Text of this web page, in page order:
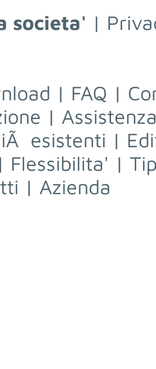
societa' |
| FAQ |
|
esistenti |
| Flessibilita' |
| Azienda